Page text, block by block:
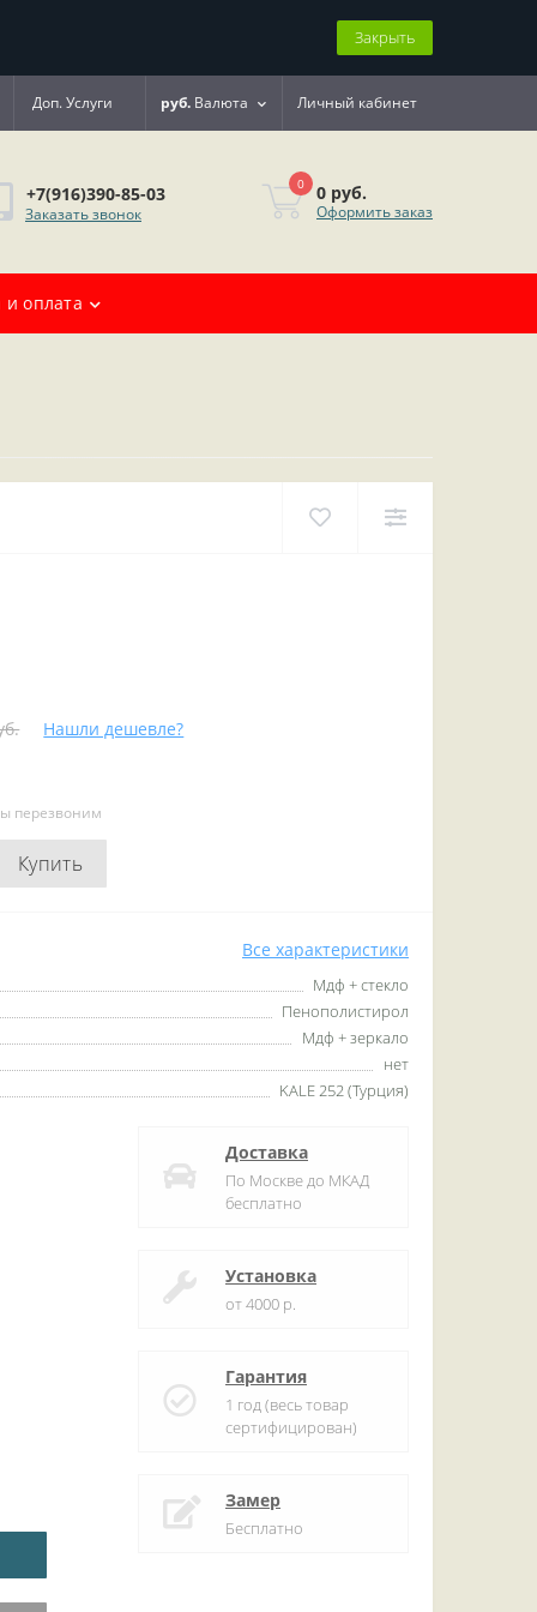
Закрыть
Доп. Услуги руб. Валюта Личный кабинет
+7(916)390-85-03
Заказать звонок
0 0 руб.
Оформить заказ
и оплата
Нашли дешевле?
перезвоним
Купить
Все характеристики
Мдф + стекло
Пенополистирол
Мдф + зеркало
нет
KALE 252 (Турция)
Доставка
По Москве до МКАД
бесплатно
Установка
от 4000 р.
Гарантия
1 год (весь товар
сертифицирован)
Замер
Бесплатно